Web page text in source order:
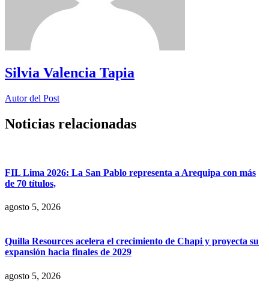
Silvia Valencia Tapia
Autor del Post
Noticias relacionadas
FIL Lima 2026: La San Pablo representa a Arequipa con más
de 70 títulos,
agosto 5, 2026
Quilla Resources acelera el crecimiento de Chapi y proyecta su
expansión hacia finales de 2029
agosto 5, 2026